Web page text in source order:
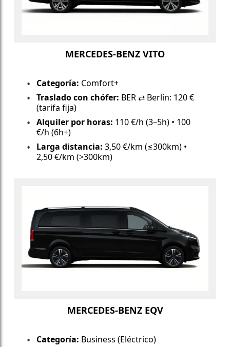
MERCEDES-BENZ VITO
Categoría: Comfort+
Traslado con chófer: BER ⇄ Berlín: 120 €
(tarifa fija)
Alquiler por horas: 110 €/h (3–5h) • 100
€/h (6h+)
Larga distancia: 3,50 €/km (≤300km) •
2,50 €/km (>300km)
MERCEDES-BENZ EQV
Categoría: Business (Eléctrico)